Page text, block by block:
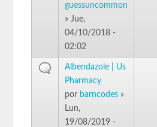
guessuncommon
» Jue,
04/10/2018 -
02:02
Albendazole | Us
Pharmacy
por barncodes »
Lun,
19/08/2019 -